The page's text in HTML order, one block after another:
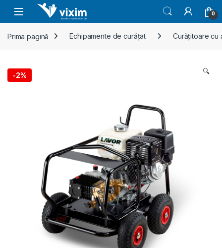
Skip to navigation
Skip to content
0
Prima pagină Echipamente de curățat Curățitoare cu
-2% 🔍